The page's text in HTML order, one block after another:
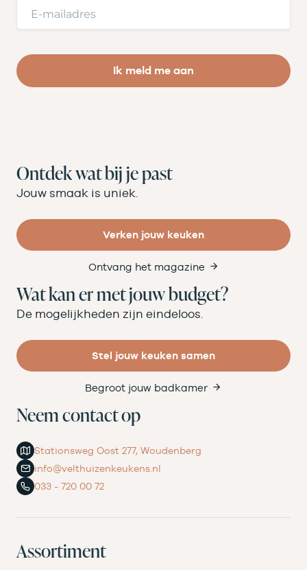
Ik meld me aan
Ontdek wat bij je past
Jouw smaak is uniek.
Verken jouw keuken
Ontvang het magazine
Wat kan er met jouw budget?
De mogelijkheden zijn eindeloos.
Stel jouw keuken samen
Begroot jouw badkamer
Neem contact op
Stationsweg Oost 277, Woudenberg
info@velthuizenkeukens.nl
033 - 720 00 72
Assortiment